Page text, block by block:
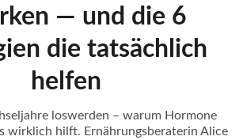
— und die 6
die tatsächlich
helfen
loswerden – warum Hormone
wirklich hilft. Ernährungsberaterin Alice